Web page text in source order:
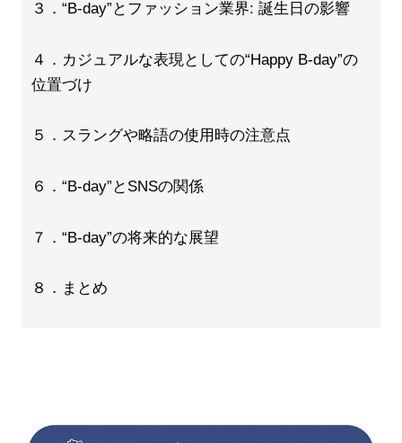
３．“B-day”とファッション業界: 誕生日の影響
４．カジュアルな表現としての“Happy B-day”の
位置づけ
５．スラングや略語の使用時の注意点
６．“B-day”とSNSの関係
７．“B-day”の将来的な展望
８．まとめ